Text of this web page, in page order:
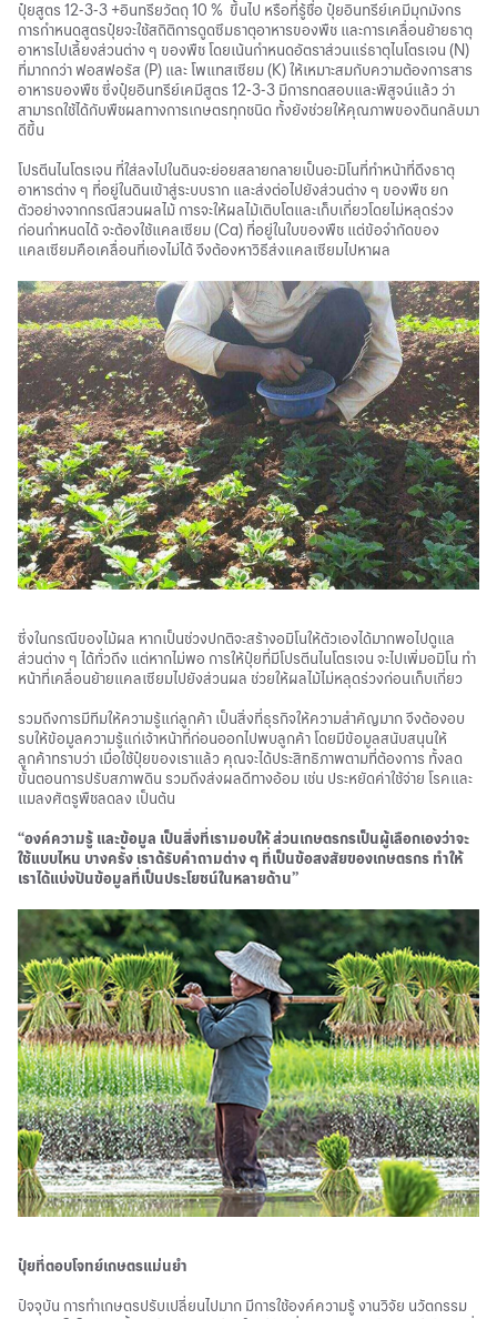
ปุ๋ยสูตร 12-3-3 +อินทรียวัตถุ 10 % ขึ้นไป หรือที่รู้ชื่อ ปุ๋ยอินทรีย์เคมีมุกมังกร
การกำหนดสูตรปุ๋ยจะใช้สถิติการดูดซึมธาตุอาหารของพืช และการเคลื่อนย้ายธาตุ
อาหารไปเลี้ยงส่วนต่าง ๆ ของพืช โดยเน้นกำหนดอัตราส่วนแร่ธาตุไนโตรเจน (N)
ที่มากกว่า ฟอสฟอรัส (P) และ โพแทสเซียม (K) ให้เหมาะสมกับความต้องการสาร
อาหารของพืช ซึ่งปุ๋ยอินทรีย์เคมีสูตร 12-3-3 มีการทดสอบและพิสูจน์แล้ว ว่า
สามารถใช้ได้กับพืชผลทางการเกษตรทุกชนิด ทั้งยังช่วยให้คุณภาพของดินกลับมา
ดีขึ้น
โปรตีนไนโตรเจน ที่ใส่ลงไปในดินจะย่อยสลายกลายเป็นอะมิโนที่ทำหน้าที่ดึงธาตุ
อาหารต่าง ๆ ที่อยู่ในดินเข้าสู่ระบบราก และส่งต่อไปยังส่วนต่าง ๆ ของพืช ยก
ตัวอย่างจากกรณีสวนผลไม้ การจะให้ผลไม้เติบโตและเก็บเกี่ยวโดยไม่หลุดร่วง
ก่อนกำหนดได้ จะต้องใช้แคลเซียม (Ca) ที่อยู่ในใบของพืช แต่ข้อจำกัดของ
แคลเซียมคือเคลื่อนที่เองไม่ได้ จึงต้องหาวิธีส่งแคลเซียมไปหาผล
ซึ่งในกรณีของไม้ผล หากเป็นช่วงปกติจะสร้างอมิโนให้ตัวเองได้มากพอไปดูแล
ส่วนต่าง ๆ ได้ทั่วถึง แต่หากไม่พอ การให้ปุ๋ยที่มีโปรตีนไนโตรเจน จะไปเพิ่มอมิโน ทำ
หน้าที่เคลื่อนย้ายแคลเซียมไปยังส่วนผล ช่วยให้ผลไม้ไม่หลุดร่วงก่อนเก็บเกี่ยว
รวมถึงการมีทีมให้ความรู้แก่ลูกค้า เป็นสิ่งที่ธุรกิจให้ความสำคัญมาก จึงต้องอบ
รบให้ข้อมูลความรู้แก่เจ้าหน้าที่ก่อนออกไปพบลูกค้า โดยมีข้อมูลสนับสนุนให้
ลูกค้าทราบว่า เมื่อใช้ปุ๋ยของเราแล้ว คุณจะได้ประสิทธิภาพตามที่ต้องการ ทั้งลด
ขั้นตอนการปรับสภาพดิน รวมถึงส่งผลดีทางอ้อม เช่น ประหยัดค่าใช้จ่าย โรคและ
แมลงศัตรูพืชลดลง เป็นต้น
“องค์ความรู้ และข้อมูล เป็นสิ่งที่เรามอบให้ ส่วนเกษตรกรเป็นผู้เลือกเองว่าจะ
ใช้แบบไหน บางครั้ง เราด้รับคำถามต่าง ๆ ที่เป็นข้อสงสัยของเกษตรกร ทำให้
เราได้แบ่งปันข้อมูลที่เป็นประโยชน์ในหลายด้าน”
ปุ๋ยที่ตอบโจทย์เกษตรแม่นยำ
ปัจจุบัน การทำเกษตรปรับเปลี่ยนไปมาก มีการใช้องค์ความรู้ งานวิจัย นวัตกรรม